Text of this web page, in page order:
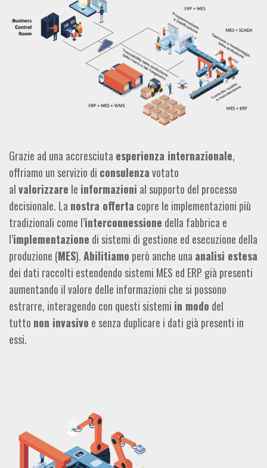
Grazie ad una accresciuta esperienza internazionale,
offriamo un servizio di consulenzavotato
alvalorizzare le informazioni al supporto del processo
decisionale. La nostra offerta copre le implementazioni più
tradizionali come l’interconnessione della fabbrica e
l’implementazione di sistemi di gestione ed esecuzione della
produzione (MES).Abilitiamo però anche una analisi estesa
dei dati raccolti estendendo sistemi MES ed ERP già presenti
aumentando il valore delle informazioni che si possono
estrarre, interagendo con questi sistemi in modo del
tutto non invasivo e senza duplicare i dati già presenti in
essi.